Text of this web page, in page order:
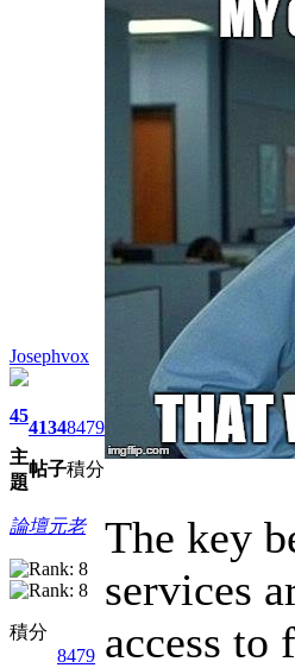
Josephvox
45
主
題
4134
帖子
8479
積分
論壇元老
積分
8479
The key
services
access to